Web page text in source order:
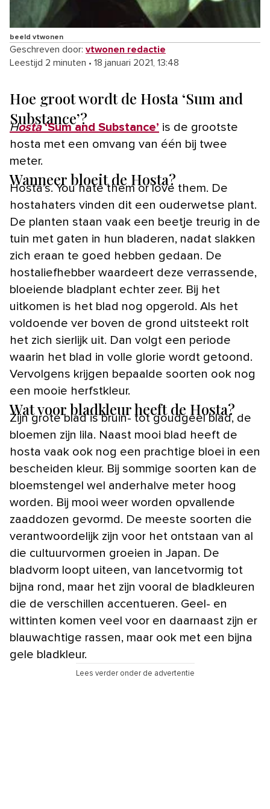
beeld vtwonen
Geschreven door: vtwonen redactie
Leestijd 2 minuten • 18 januari 2021, 13:48
Hoe groot wordt de Hosta ‘Sum and
Substance’?
Hosta‘Sum and Substance’ is de grootste
hosta met een omvang van één bij twee
meter.
Wanneer bloeit de Hosta?
Hosta’s. You hate them or love them. De
hostahaters vinden dit een ouderwetse plant.
De planten staan vaak een beetje treurig in de
tuin met gaten in hun bladeren, nadat slakken
zich eraan te goed hebben gedaan. De
hostaliefhebber waardeert deze verrassende,
bloeiende bladplant echter zeer. Bij het
uitkomen is het blad nog opgerold. Als het
voldoende ver boven de grond uitsteekt rolt
het zich sierlijk uit. Dan volgt een periode
waarin het blad in volle glorie wordt getoond.
Vervolgens krijgen bepaalde soorten ook nog
een mooie herfstkleur.
Wat voor bladkleur heeft de Hosta?
Zijn grote blad is bruin- tot goudgeel blad, de
bloemen zijn lila. Naast mooi blad heeft de
hosta vaak ook nog een prachtige bloei in een
bescheiden kleur. Bij sommige soorten kan de
bloemstengel wel anderhalve meter hoog
worden. Bij mooi weer worden opvallende
zaaddozen gevormd. De meeste soorten die
verantwoordelijk zijn voor het ontstaan van al
die cultuurvormen groeien in Japan. De
bladvorm loopt uiteen, van lancetvormig tot
bijna rond, maar het zijn vooral de bladkleuren
die de verschillen accentueren. Geel- en
wittinten komen veel voor en daarnaast zijn er
blauwachtige rassen, maar ook met een bijna
gele bladkleur.
Lees verder onder de advertentie